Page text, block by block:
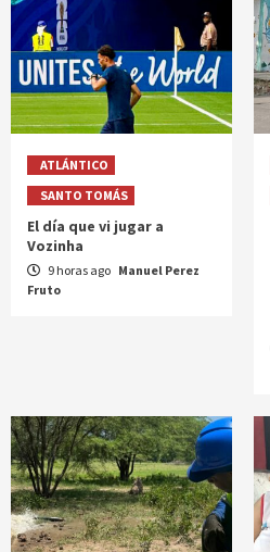
ATLÁNTICO
SANTO TOMÁS
El día que vi jugar a
Vozinha
9 horas ago Manuel Perez
Fruto